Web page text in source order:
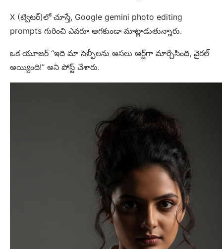
X (ట్విటర్)లో చూస్తే, Google gemini photo editing
prompts గురించి ఎవరూ ఆగకుండా మాట్లాడుతున్నారు.
ఒక యూజర్ “ఇది మా సెల్ఫీలను అసలు ఆర్ట్‌గా మార్చేసింది, వైరల్
అయ్యింది!” అని పోస్ట్ చేశారు.